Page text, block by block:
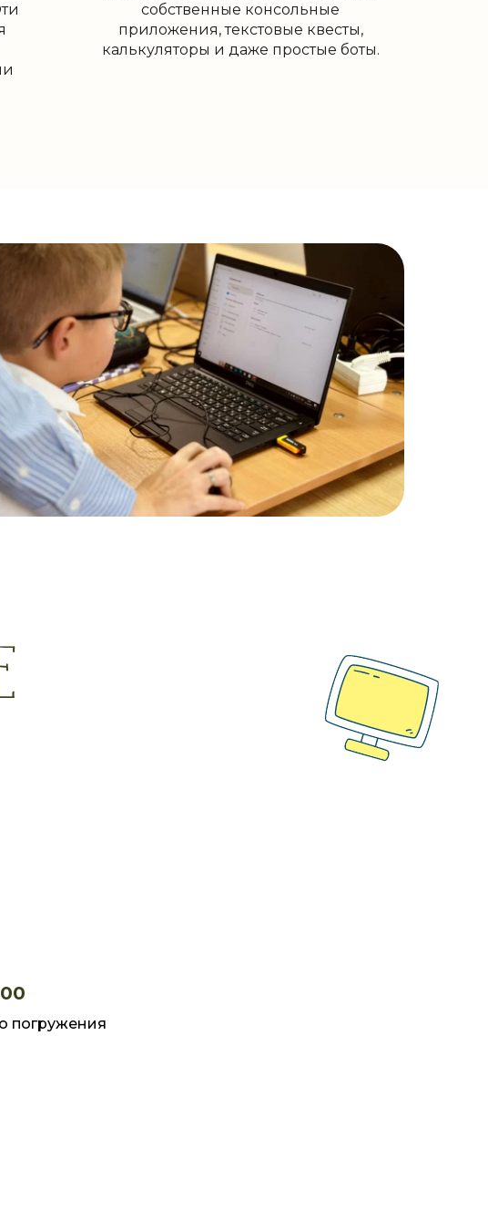
собственные консольные
приложения, текстовые квесты,
калькуляторы и даже простые боты.
погружения